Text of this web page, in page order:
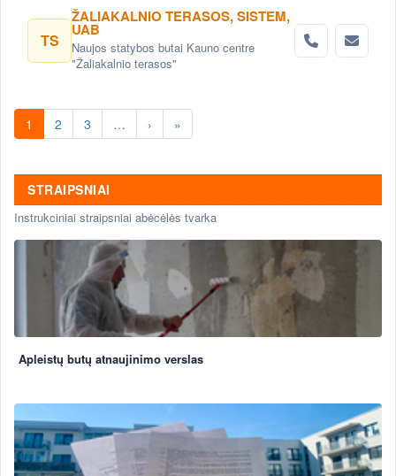
TS
ŽALIAKALNIO TERASOS, SISTEM,
UAB
Naujos statybos butai Kauno centre
"Žaliakalnio terasos"
1 2 3 … › »
STRAIPSNIAI
Instrukciniai straipsniai abėcėlės tvarka
Apleistų butų atnaujinimo verslas